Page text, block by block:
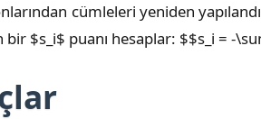
cümleleri yeniden
$s_i$ puanı hesaplar: $$s_i = -